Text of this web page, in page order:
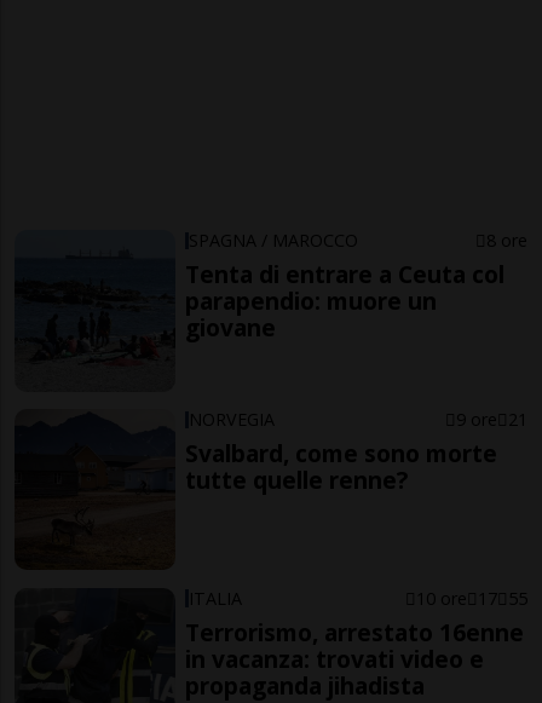
SPAGNA / MAROCCO 8 ore
Tenta di entrare a Ceuta col
parapendio: muore un
giovane
NORVEGIA 9 ore 21
Svalbard, come sono morte
tutte quelle renne?
ITALIA 10 ore 17 55
Terrorismo, arrestato 16enne
in vacanza: trovati video e
propaganda jihadista